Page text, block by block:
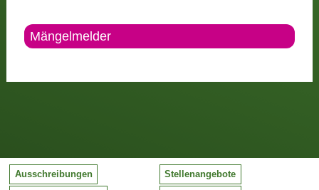
Mängelmelder
Ausschreibungen Stellenangebote